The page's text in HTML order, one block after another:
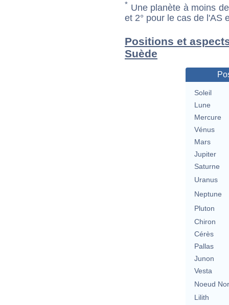
* Une planète à moins
et 2° pour le cas de l'AS
Positions et
Suède
Soleil
Lune
Mercure
Vénus
Mars
Jupiter
Saturne
Uranus
Neptune
Pluton
Chiron
Cérès
Pallas
Junon
Vesta
Noeud
Lilith